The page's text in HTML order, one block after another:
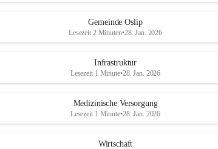
Gemeinde Oslip
Lesezeit 2 Minuten•28. Jan. 2026
Infrastruktur
Lesezeit 1 Minute•28. Jan. 2026
Medizinische Versorgung
Lesezeit 1 Minute•28. Jan. 2026
Wirtschaft